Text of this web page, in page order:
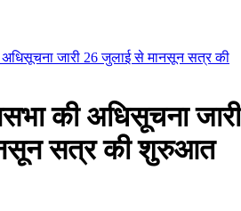
अधिसूचना जारी 26 जुलाई से मानसून सत्र की
की अधिसूचना जारी
सत्र की शुरुआत